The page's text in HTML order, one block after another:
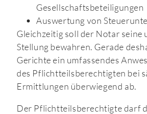
Gesellschaftsbeteiligungen
Auswertung von
Gleichzeitig soll der Notar seine
Stellung bewahren. Gerade
Gerichte ein umfassendes
des Pflichtteilsberechtigten bei
Ermittlungen überwiegend ab.
Der Pflichtteilsberechtigte darf